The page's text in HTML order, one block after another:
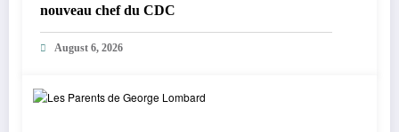
nouveau chef du CDC
August 6, 2026